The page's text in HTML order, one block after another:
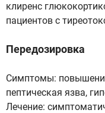
клиренс
пациентов с
Передозировка
Симптомы:
пептическая язва,
Лечение: